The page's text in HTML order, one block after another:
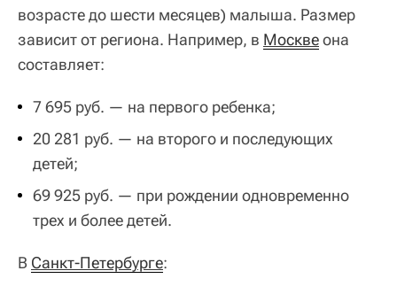
возрасте до шести месяцев) малыша. Размер
зависит от региона. Например, в Москвеона
составляет:
7 695 руб. — на первого ребенка;
20 281 руб. — на второго и последующих
детей;
69 925 руб. — при рождении одновременно
трех и более детей.
В Санкт-Петербурге: